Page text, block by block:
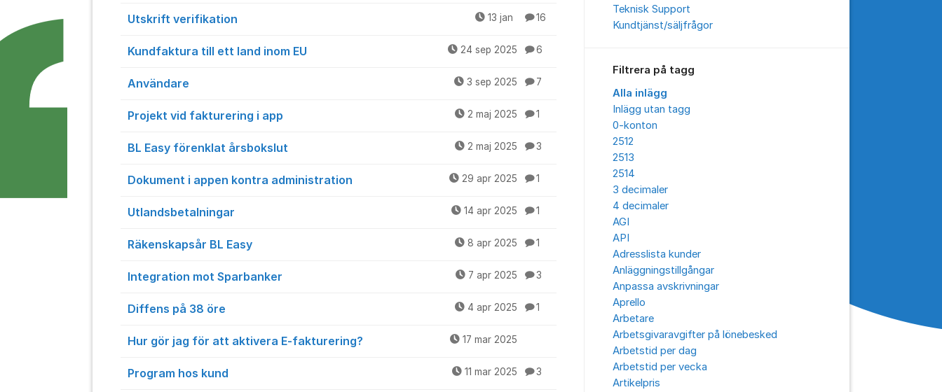
Utskrift verifikation 13 jan 16
Kundfaktura till ett land inom EU 24 sep 2025 6
Användare 3 sep 2025 7
Projekt vid fakturering i app 2 maj 2025 1
BL Easy förenklat årsbokslut 2 maj 2025 3
Dokument i appen kontra administration 29 apr 2025 1
Utlandsbetalningar 14 apr 2025 1
Räkenskapsår BL Easy 8 apr 2025 1
Integration mot Sparbanker 7 apr 2025 3
Diffens på 38 öre 4 apr 2025 1
Hur gör jag för att aktivera E-fakturering? 17 mar 2025
Program hos kund 11 mar 2025 3
Teknisk Support
Kundtjänst/säljfrågor
Filtrera på tagg
Alla inlägg
Inlägg utan tagg
0-konton
2512
2513
2514
3 decimaler
4 decimaler
AGI
API
Adresslista kunder
Anläggningstillgångar
Anpassa avskrivningar
Aprello
Arbetare
Arbetsgivaravgifter på lönebesked
Arbetstid per dag
Arbetstid per vecka
Artikelpris